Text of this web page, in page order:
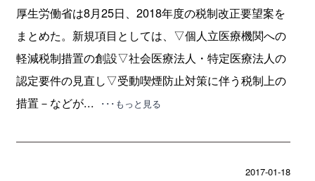
厚生労働省は8月25日、2018年度の税制改正要望案を
まとめた。新規項目としては、▽個人立医療機関への
軽減税制措置の創設▽社会医療法人・特定医療法人の
認定要件の見直し▽受動喫煙防止対策に伴う税制上の
措置－などが...
･･･もっと見る
2017-01-18